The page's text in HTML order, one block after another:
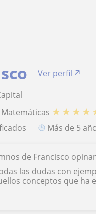
Ver perfil
Matemáticas ★ ★ ★ ★
más de 5
de Francisco
las dudas con
conceptos que ha